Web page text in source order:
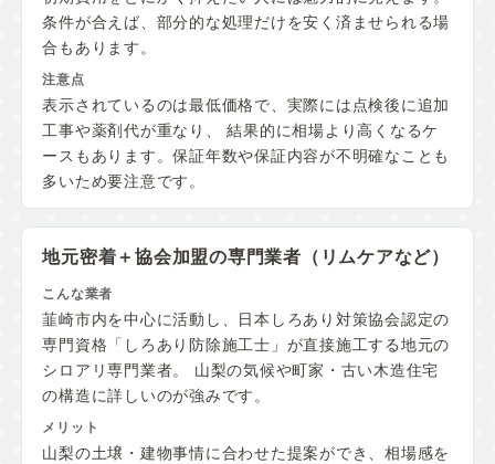
条件が合えば、部分的な処理だけを安く済ませられる場
合もあります。
表示されているのは最低価格で、実際には点検後に追加
工事や薬剤代が重なり、 結果的に相場より高くなるケ
ースもあります。保証年数や保証内容が不明確なことも
多いため要注意です。
地元密着＋協会加盟の専門業者（リムケアなど）
韮崎市内を中心に活動し、日本しろあり対策協会認定の
専門資格「しろあり防除施工士」が直接施工する地元の
シロアリ専門業者。 山梨の気候や町家・古い木造住宅
の構造に詳しいのが強みです。
山梨の土壌・建物事情に合わせた提案ができ、相場感を